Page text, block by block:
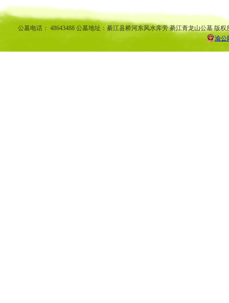
公墓电话： 48643488 公墓地址：綦江县桥河东风水库旁 綦江青龙山公墓 版
渝公